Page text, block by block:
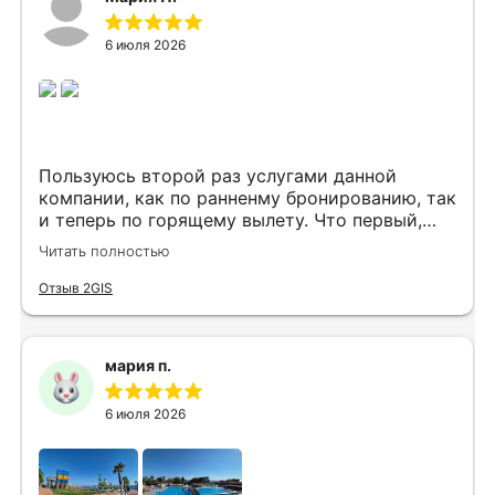
6 июля 2026
Пользуюсь второй раз услугами данной
компании, как по ранненму бронированию, так
и теперь по горящему вылету. Что первый,
что второй раз путёвки подобраны под наши
индивидуальные запросы идеально. Работаем
с менеджером Анной Макеевой, всегда на
Читать полностью
Отзыв 2GIS
мария п.
6 июля 2026